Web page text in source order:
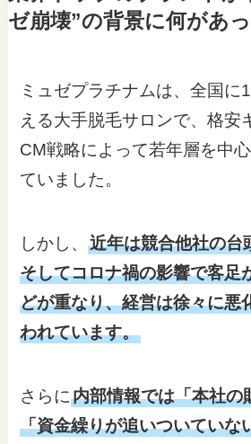
ゼ崩壊”の背景に何があ
ミュゼプラチナムは、全国に
える大手脱毛サロンで、格安
CM戦略によって若年層を中
ていました。
しかし、近年は競合他社の台
そしてコロナ禍の影響で客足
どが重なり、経営は徐々に悪
われています。
さらに内部情報では「本社の
「資金繰りが追いついていな